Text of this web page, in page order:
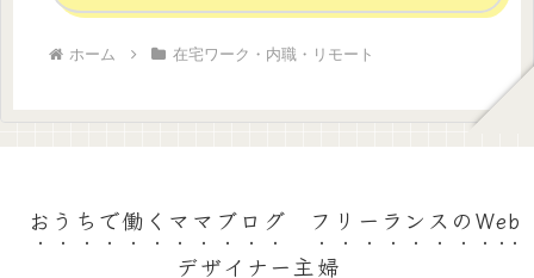
ホーム 在宅ワーク・内職・リモート
おうちで働くママブログ フリーランスのWeb
デザイナー主婦